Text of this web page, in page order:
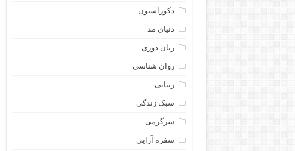
دکوراسیون
دنیای مد
ربان دوزی
روان شناسی
زیبایی
سبک زندگی
سرگرمی
سفره آرایی